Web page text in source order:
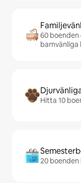
60
Hitta 10
20 boenden